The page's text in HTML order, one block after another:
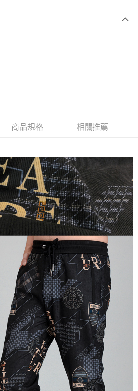
華泰商業銀行
星展（台灣）商業銀行
中國信託商業銀行
兆豐國際商業銀行
台中商業銀行
永豐商業銀行
星展（台灣）商業銀行
中國信託商業銀行
品之後才付款」的支付方式。 讓您購物簡單
需綁卡、不需儲值。
訊認證，即可結帳。
後，再付款。
程】
先享後付」後，將跳轉至「AFTEE先享後付」
認金額後，即可完成結帳。
到繳費通知簡訊。
內，點擊此簡訊中的連結，可透過四大超商／
進行付款，方視為交易完成。
不需立刻繳費，但若您需要取消訂單，請聯絡
意取消之訂單仍視為有效，需透過AFTEE先享
先享後付 」之結帳頁面顯示為準，若有關於
欲退款等相關疑問，請聯繫「AFTEE先享後付
support/home
含以上)免運費
含以上)免運費
含以上)免運費
含以上)免運費
商品規格 相關推薦